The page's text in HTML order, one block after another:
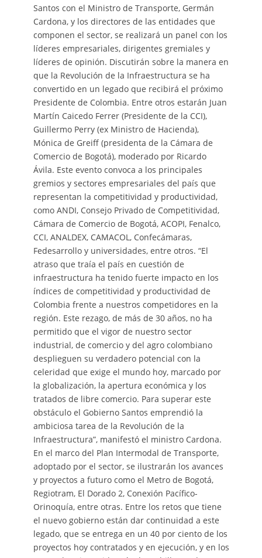
Santos con el Ministro de Transporte, Germán
Cardona, y los directores de las entidades que
componen el sector, se realizará un panel con los
líderes empresariales, dirigentes gremiales y
líderes de opinión. Discutirán sobre la manera en
que la Revolución de la Infraestructura se ha
convertido en un legado que recibirá el próximo
Presidente de Colombia. Entre otros estarán Juan
Martín Caicedo Ferrer (Presidente de la CCI),
Guillermo Perry (ex Ministro de Hacienda),
Mónica de Greiff (presidenta de la Cámara de
Comercio de Bogotá), moderado por Ricardo
Ávila. Este evento convoca a los principales
gremios y sectores empresariales del país que
representan la competitividad y productividad,
como ANDI, Consejo Privado de Competitividad,
Cámara de Comercio de Bogotá, ACOPI, Fenalco,
CCI, ANALDEX, CAMACOL, Confecámaras,
Fedesarrollo y universidades, entre otros. “El
atraso que traía el país en cuestión de
infraestructura ha tenido fuerte impacto en los
índices de competitividad y productividad de
Colombia frente a nuestros competidores en la
región. Este rezago, de más de 30 años, no ha
permitido que el vigor de nuestro sector
industrial, de comercio y del agro colombiano
desplieguen su verdadero potencial con la
celeridad que exige el mundo hoy, marcado por
la globalización, la apertura económica y los
tratados de libre comercio. Para superar este
obstáculo el Gobierno Santos emprendió la
ambiciosa tarea de la Revolución de la
Infraestructura”, manifestó el ministro Cardona.
En el marco del Plan Intermodal de Transporte,
adoptado por el sector, se ilustrarán los avances
y proyectos a futuro como el Metro de Bogotá,
Regiotram, El Dorado 2, Conexión Pacífico-
Orinoquía, entre otras. Entre los retos que tiene
el nuevo gobierno están dar continuidad a este
legado, que se entrega en un 40 por ciento de los
proyectos hoy contratados y en ejecución, y en los